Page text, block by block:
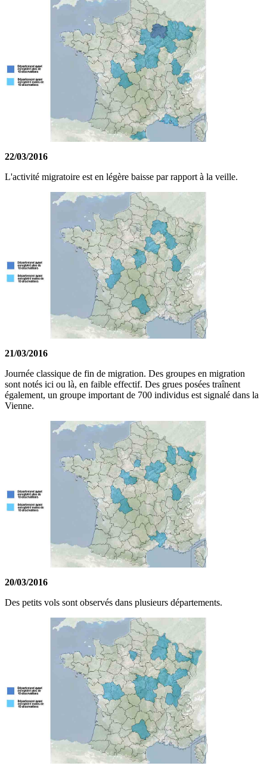
22/03/2016
L'activité migratoire est en légère baisse par rapport à la veille.
21/03/2016
Journée classique de fin de migration. Des groupes en migration
sont notés ici ou là, en faible effectif. Des grues posées traînent
également, un groupe important de 700 individus est signalé dans la
Vienne.
20/03/2016
Des petits vols sont observés dans plusieurs départements.